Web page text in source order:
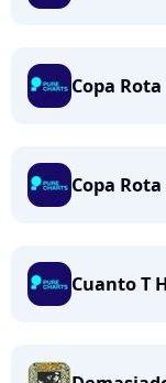
Copa Rota
Copa
Cuanto T